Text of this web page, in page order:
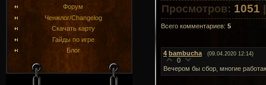
Форум
Ченжлог/Changelog
Скачать карту
Гайды по игре
Блог
Просмотров: 1051
Всего комментариев: 5
4 bambucha (09.04.2020 12:14)
0
Вечером бы сбор, многие